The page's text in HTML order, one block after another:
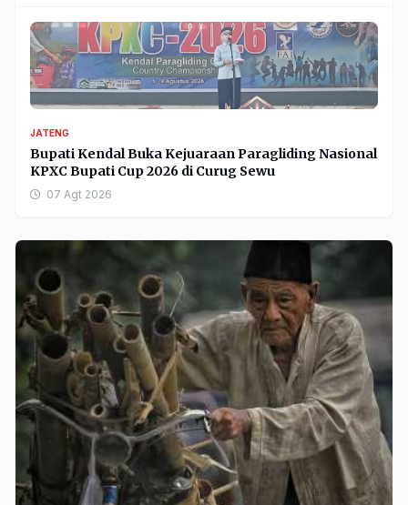
JATENG
Bupati Kendal Buka Kejuaraan Paragliding Nasional
KPXC Bupati Cup 2026 di Curug Sewu
07 Agt 2026